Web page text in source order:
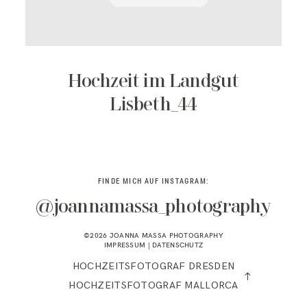
Hochzeit im Landgut
Lisbeth_44
FINDE MICH AUF INSTAGRAM:
@joannamassa_photography
©2026 JOANNA MASSA PHOTOGRAPHY
IMPRESSUM | DATENSCHUTZ
HOCHZEITSFOTOGRAF DRESDEN
HOCHZEITSFOTOGRAF MALLORCA